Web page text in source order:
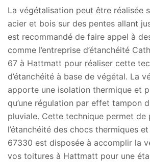
La végétalisation peut être réalisée
acier et bois sur des pentes allant
est recommandé de faire appel à
comme l’entreprise d’étanchéité
67 à Hattmatt pour réaliser cette
d’étanchéité à base de végétal. La
apporte une isolation thermique et
qu’une régulation par effet tampon
pluviale. Cette technique permet de
l’étanchéité des chocs thermiques
67330 est disposée à accomplir la
vos toitures à Hattmatt pour une